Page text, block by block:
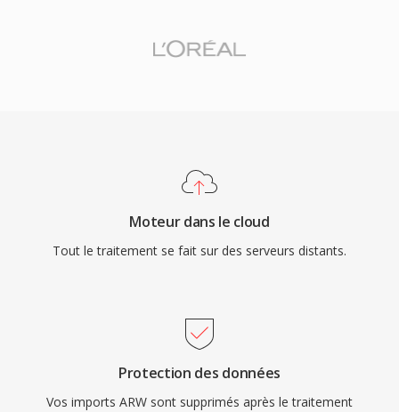
Moteur dans le cloud
Tout le traitement se fait sur des serveurs distants.
Protection des données
Vos imports ARW sont supprimés après le traitement